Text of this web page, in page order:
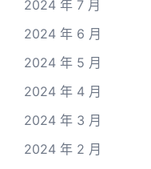
2024 年 7 月
2024 年 6 月
2024 年 5 月
2024 年 4 月
2024 年 3 月
2024 年 2 月